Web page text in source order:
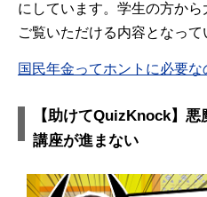
にしています。学生の方か
ご覧いただける内容となって
国民年金ってホントに必要な
【助けてQuizKnock】
講座が進まない